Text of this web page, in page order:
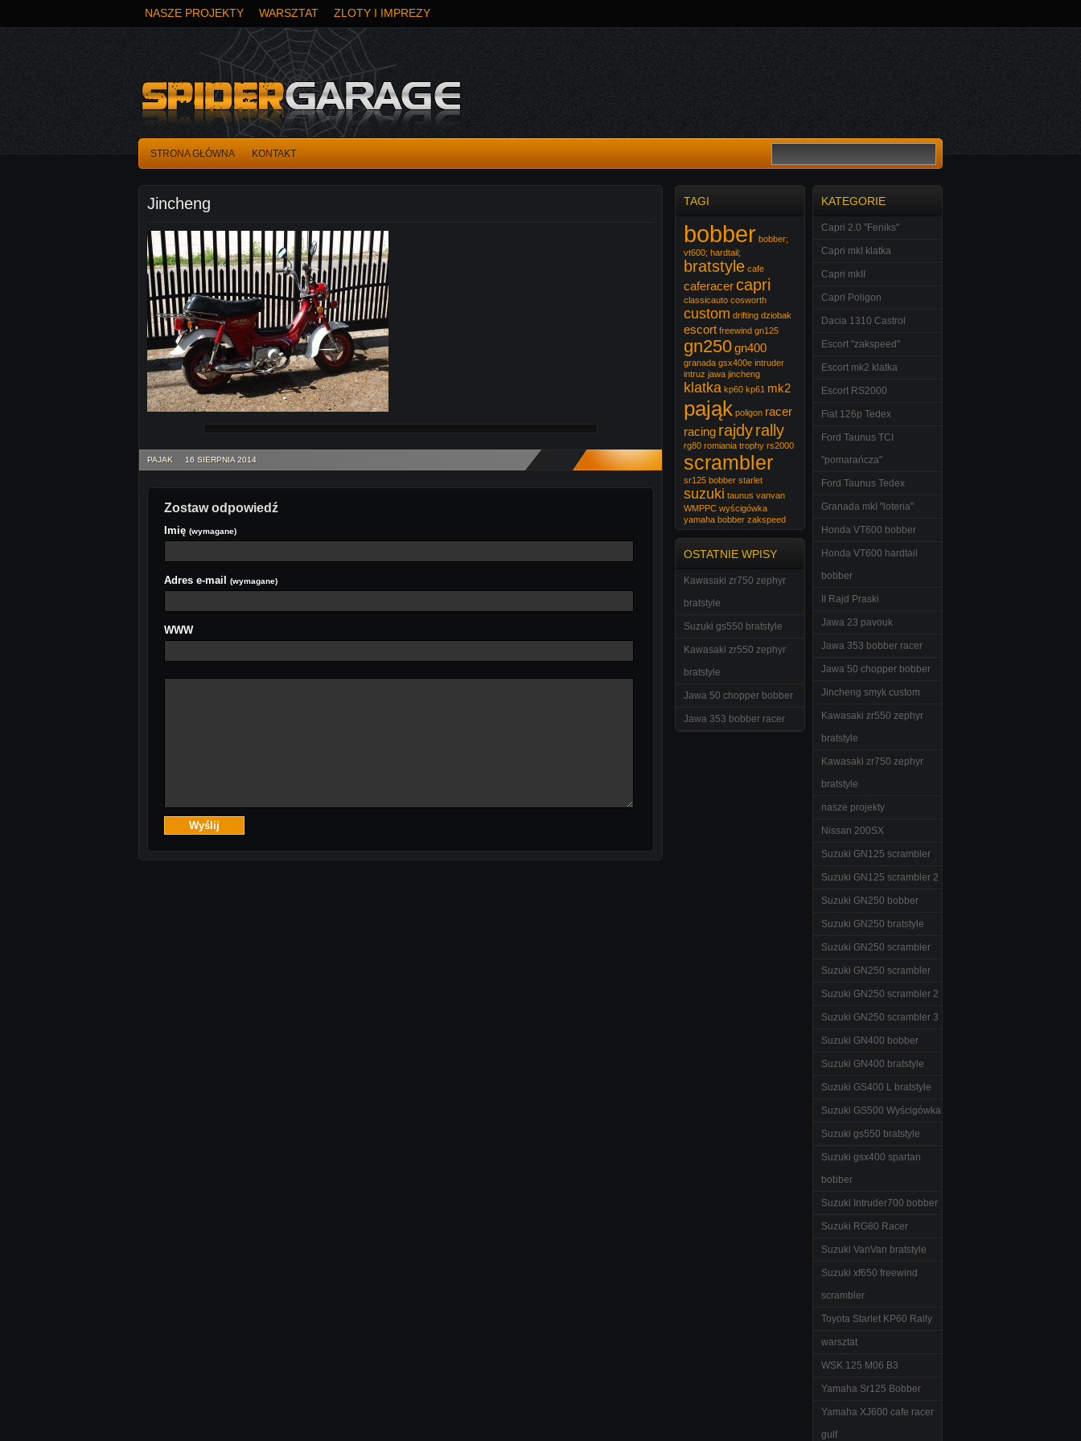
NASZE PROJEKTY WARSZTAT ZLOTY I IMPREZY
STRONA GŁÓWNA KONTAKT
Jincheng
PAJAK 16 SIERPNIA 2014
Zostaw odpowiedź
Imię (wymagane)
Adres e-mail (wymagane)
WWW
TAGI
bobber bobber;
vt600; hardtail;
bratstyle cafe
caferacercapri
classicauto cosworth
custom drifting dziobak
escort freewind gn125
gn250gn400
granada gsx400e intruder
intruz jawa jincheng
klatka kp60 kp61 mk2
pająk poligon racer
racing rajdyrally
rg80 romiania trophy rs2000
scrambler
sr125 bobber starlet
suzuki taunus vanvan
WMPPC wyścigówka
yamaha bobber zakspeed
OSTATNIE WPISY
Kawasaki zr750 zephyr
bratstyle
Suzuki gs550 bratstyle
Kawasaki zr550 zephyr
bratstyle
Jawa 50 chopper bobber
Jawa 353 bobber racer
KATEGORIE
Capri 2.0 "Feniks"
Capri mkI klatka
Capri mkII
Capri Poligon
Dacia 1310 Castrol
Escort "zakspeed"
Escort mk2 klatka
Escort RS2000
Fiat 126p Tedex
Ford Taunus TCI
"pomarańcza"
Ford Taunus Tedex
Granada mkI "loteria"
Honda VT600 bobber
Honda VT600 hardtail
bobber
II Rajd Praski
Jawa 23 pavouk
Jawa 353 bobber racer
Jawa 50 chopper bobber
Jincheng smyk custom
Kawasaki zr550 zephyr
bratstyle
Kawasaki zr750 zephyr
bratstyle
nasze projekty
Nissan 200SX
Suzuki GN125 scrambler
Suzuki GN125 scrambler 2
Suzuki GN250 bobber
Suzuki GN250 bratstyle
Suzuki GN250 scrambler
Suzuki GN250 scrambler
Suzuki GN250 scrambler 2
Suzuki GN250 scrambler 3
Suzuki GN400 bobber
Suzuki GN400 bratstyle
Suzuki GS400 L bratstyle
Suzuki GS500 Wyścigówka
Suzuki gs550 bratstyle
Suzuki gsx400 spartan
bobber
Suzuki Intruder700 bobber
Suzuki RG80 Racer
Suzuki VanVan bratstyle
Suzuki xf650 freewind
scrambler
Toyota Starlet KP60 Rally
warsztat
WSK 125 M06 B3
Yamaha Sr125 Bobber
Yamaha XJ600 cafe racer
gulf